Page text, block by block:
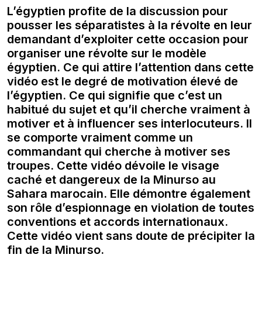
L’égyptien profite de la discussion pour
pousser les séparatistes à la révolte en leur
demandant d’exploiter cette occasion pour
organiser une révolte sur le modèle
égyptien. Ce qui attire l’attention dans cette
vidéo est le degré de motivation élevé de
l’égyptien. Ce qui signifie que c’est un
habitué du sujet et qu’il cherche vraiment à
motiver et à influencer ses interlocuteurs. Il
se comporte vraiment comme un
commandant qui cherche à motiver ses
troupes. Cette vidéo dévoile le visage
caché et dangereux de la Minurso au
Sahara marocain. Elle démontre également
son rôle d’espionnage en violation de toutes
conventions et accords internationaux.
Cette vidéo vient sans doute de précipiter la
fin de la Minurso.